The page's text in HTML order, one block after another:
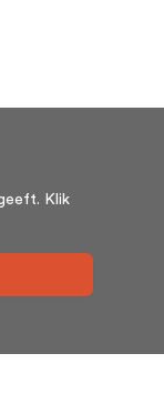
Klik